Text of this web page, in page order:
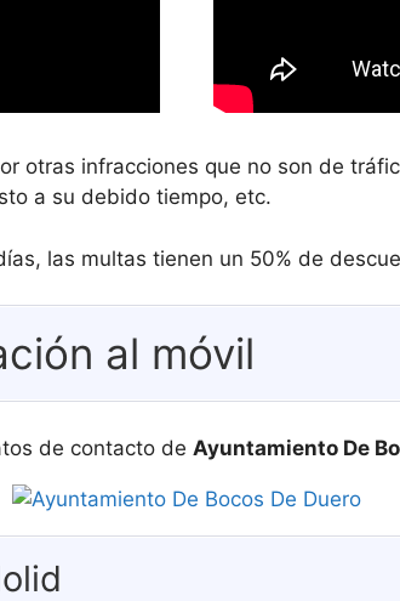
otras infracciones que no son de
a su debido tiempo, etc.
las multas tienen un 50% de
al móvil
de contacto de Ayuntamiento De